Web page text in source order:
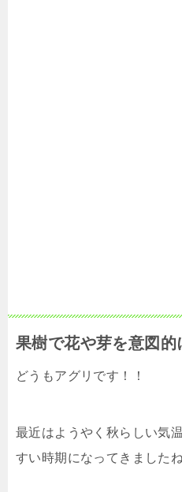
果樹で花や芽を意図的
どうもアグリです！！
最近はようやく秋らしい気
すい時期になってきましたね